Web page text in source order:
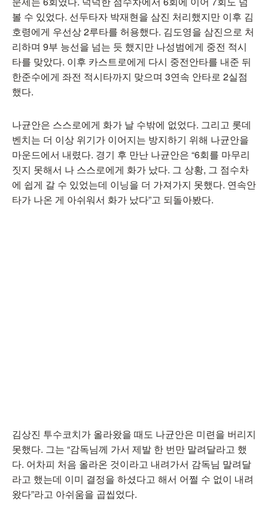
볼 수 있었다. 선두타자 박재현을 삼진 처리했지만 이후 김
호령에게 우선상 2루타를 허용했다. 김도영을 삼진으로 처
리하며 9부 능선을 넘는 듯 했지만 나성범에게 중전 적시
타를 맞았다. 이후 카스트로에게 다시 중전안타를 내준 뒤
한준수에게 좌전 적시타까지 맞으며 3연속 안타로 2실점
했다.
나균안은 스스로에게 화가 날 수밖에 없었다. 그리고 롯데
벤치는 더 이상 위기가 이어지는 방지하기 위해 나균안을
마운드에서 내렸다. 경기 후 만난 나균안은 “6회를 마무리
짓지 못해서 나 스스로에게 화가 났다. 그 상황, 그 점수차
에 쉽게 갈 수 있었는데 이닝을 더 가져가지 못했다. 연속안
타가 나온 게 아쉬워서 화가 났다”고 되돌아봤다.
김상진 투수코치가 올라왔을 때도 나균안은 미련을 버리지
못했다. 그는 “감독님께 가서 제발 한 번만 말려달라고 했
다. 어차피 처음 올라온 것이라고 내려가서 감독님 말려달
라고 했는데 이미 결정을 하셨다고 해서 어쩔 수 없이 내려
왔다”라고 아쉬움을 곱씹었다.